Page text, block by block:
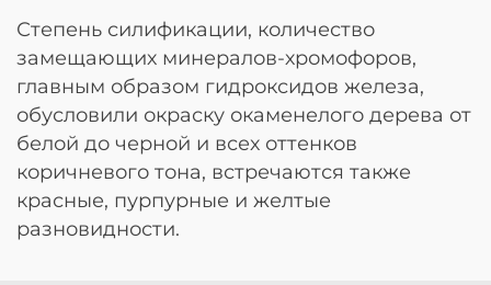
Степень силификации, количество
замещающих минералов-хромофоров,
главным образом гидроксидов железа,
обусловили окраску окаменелого дерева от
белой до черной и всех оттенков
коричневого тона, встречаются также
красные, пурпурные и желтые
разновидности.